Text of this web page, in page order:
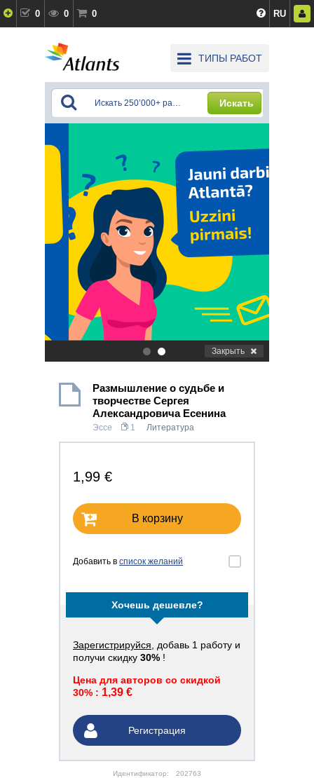
0 0 0 RU
ТИПЫ РАБОТ
Искать
. Закрыть
Размышление о судьбе и
творчестве Сергея
Александровича Есенина
Эссе 1 Литература
1,99 €
В корзину
Добавить в список желаний
Хочешь дешевле?
Зарегистрируйся , добавь 1 работу и
получи скидку 30% !
Цена для авторов со скидкой
30% : 1,39 €
Регистрация
Идентификатор: 202763